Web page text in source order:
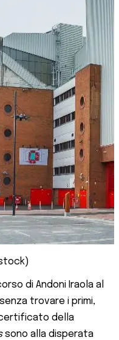
di Andoni Iraola al
trovare i primi,
certificato della
sono alla disperata